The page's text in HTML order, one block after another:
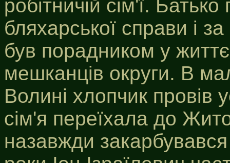
робітничій сім'ї.
бляхарської справи і
був порадником у
мешканців округи. В
Волині хлопчик провів
сім'я переїхала до
назавжди закарбувався